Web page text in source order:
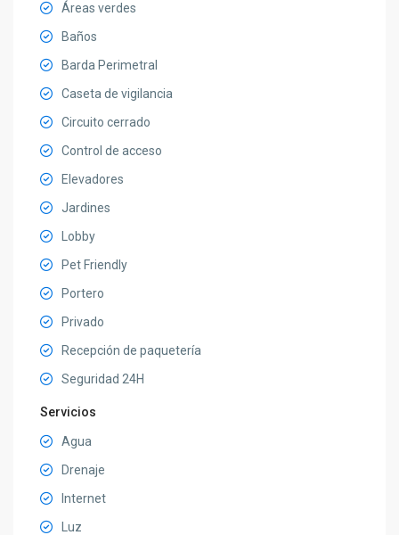
Áreas verdes
Baños
Barda Perimetral
Caseta de vigilancia
Circuito cerrado
Control de acceso
Elevadores
Jardines
Lobby
Pet Friendly
Portero
Privado
Recepción de paquetería
Seguridad 24H
Servicios
Agua
Drenaje
Internet
Luz